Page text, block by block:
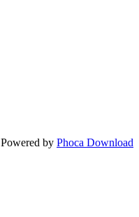
Powered by Phoca Download